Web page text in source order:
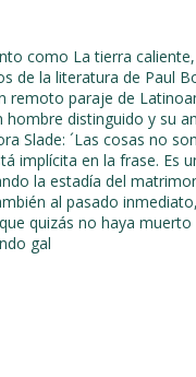
como La tierra
de la literatura de Paul
remoto paraje de
distinguido y su
Slade: ´Las cosas no
implícita en la frase. Es
la estadía del
al pasado
quizás no haya
gal